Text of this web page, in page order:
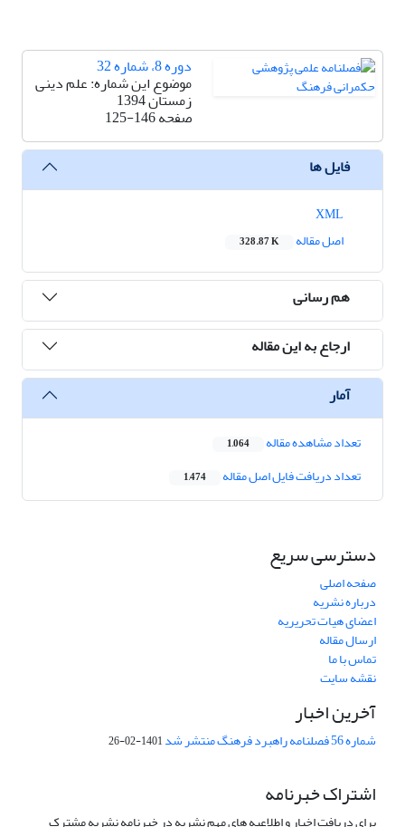
دوره 8، شماره 32
موضوع این شماره: علم دینی
زمستان 1394
صفحه125-146
فایل ها
اصل مقاله
328.87 K
هم رسانی
ارجاع به این مقاله
آمار
تعداد مشاهده مقاله 1,064
تعداد دریافت فایل اصل مقاله 1,474
دسترسی سریع
صفحه اصلی
درباره نشریه
اعضای هیات تحریریه
ارسال مقاله
تماس با ما
نقشه سایت
آخرین اخبار
شماره 56 فصلنامه راهبرد فرهنگ منتشر شد 1401-02-26
اشتراک خبرنامه